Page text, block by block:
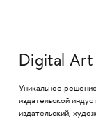
Digital Art
Уникальное
издательской
издательский,